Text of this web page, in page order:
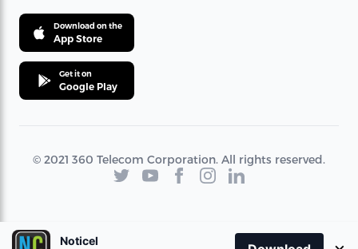
Download on the
App Store
Get it on
Google Play
© 2021 360 Telecom Corporation. All rights reserved.
Noticel